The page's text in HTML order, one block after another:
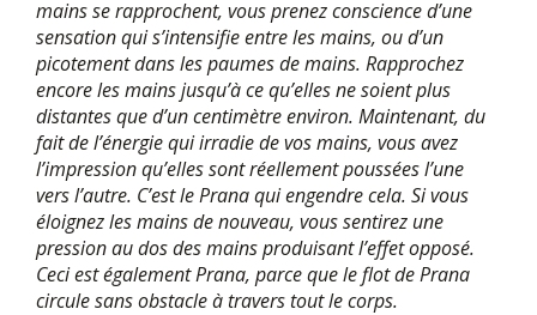
mains se rapprochent, vous prenez conscience d’une
sensation qui s’intensifie entre les mains, ou d’un
picotement dans les paumes de mains. Rapprochez
encore les mains jusqu’à ce qu’elles ne soient plus
distantes que d’un centimètre environ. Maintenant, du
fait de l’énergie qui irradie de vos mains, vous avez
l’impression qu’elles sont réellement poussées l’une
vers l’autre. C’est le Prana qui engendre cela. Si vous
éloignez les mains de nouveau, vous sentirez une
pression au dos des mains produisant l’effet opposé.
Ceci est également Prana, parce que le flot de Prana
circule sans obstacle à travers tout le corps.